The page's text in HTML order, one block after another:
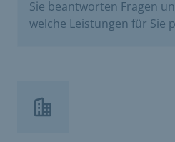
Sie beantworten Fragen
welche Leistungen für Sie